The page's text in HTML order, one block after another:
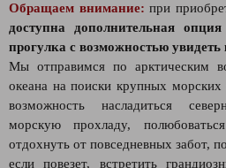
Обращаем внимание: при
доступна дополнительная опция
прогулка с возможностью увидеть
Мы отправимся по арктическим
океана на поиски крупных
возможность насладиться
морскую прохладу,
отдохнуть от повседневных забот,
если повезет, встретить